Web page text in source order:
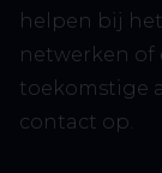
helpen bij
netwerken
toekomstige
contact op.